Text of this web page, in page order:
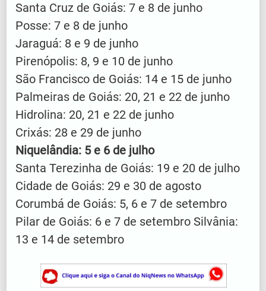
Santa Cruz de Goiás: 7 e 8 de junho
Posse: 7 e 8 de junho
Jaraguá: 8 e 9 de junho
Pirenópolis: 8, 9 e 10 de junho
São Francisco de Goiás: 14 e 15 de junho
Palmeiras de Goiás: 20, 21 e 22 de junho
Hidrolina: 20, 21 e 22 de junho
Crixás: 28 e 29 de junho
Niquelândia: 5 e 6 de julho
Santa Terezinha de Goiás: 19 e 20 de julho
Cidade de Goiás: 29 e 30 de agosto
Corumbá de Goiás: 5, 6 e 7 de setembro
Pilar de Goiás: 6 e 7 de setembro Silvânia:
13 e 14 de setembro